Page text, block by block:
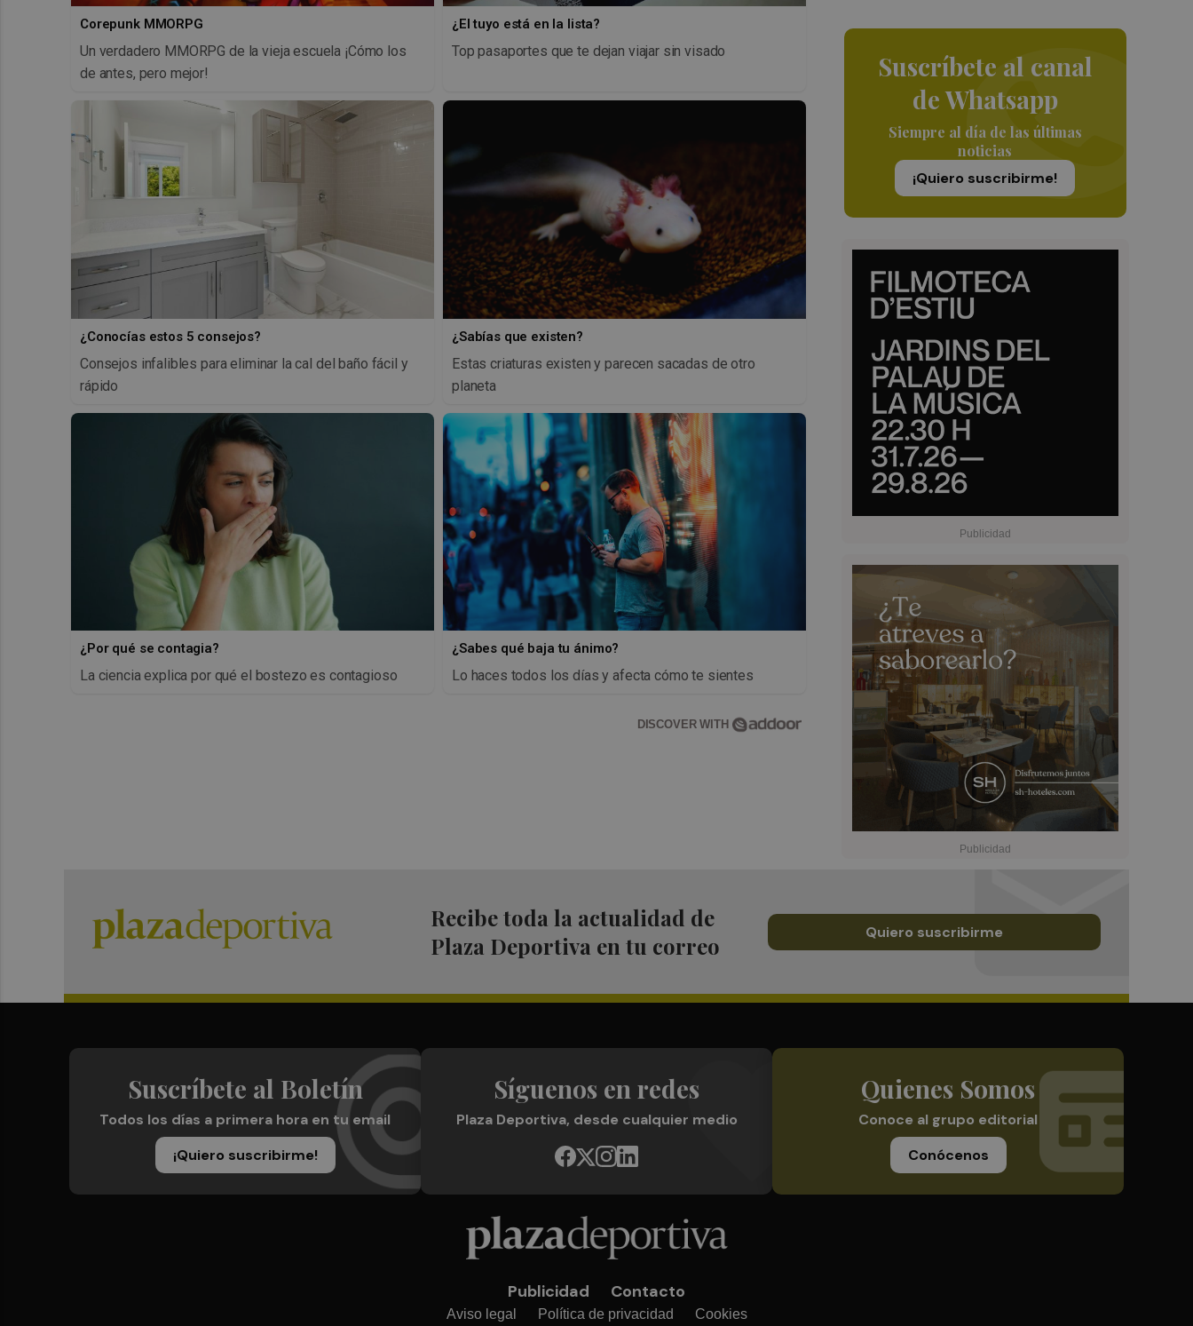
Suscríbete al canal
de Whatsapp
Siempre al día de las últimas
noticias
¡Quiero suscribirme!
Corepunk MMORPG
Un verdadero MMORPG de la vieja escuela ¡Cómo los
de antes, pero mejor!
¿El tuyo está en la lista?
Top pasaportes que te dejan viajar sin visado
¿Conocías estos 5 consejos?
Consejos infalibles para eliminar la cal del baño fácil y
rápido
¿Sabías que existen?
Estas criaturas existen y parecen sacadas de otro
planeta
¿Por qué se contagia?
La ciencia explica por qué el bostezo es contagioso
¿Sabes qué baja tu ánimo?
Lo haces todos los días y afecta cómo te sientes
DISCOVER WITH
Recibe toda la actualidad de
Plaza Deportiva en tu correo
Quiero suscribirme
Suscríbete al Boletín
Todos los días a primera hora en tu email
¡Quiero suscribirme!
Síguenos en redes
Plaza Deportiva, desde cualquier medio
Quienes Somos
Conoce al grupo editorial
Conócenos
Publicidad Contacto
Aviso legal Política de privacidad Cookies